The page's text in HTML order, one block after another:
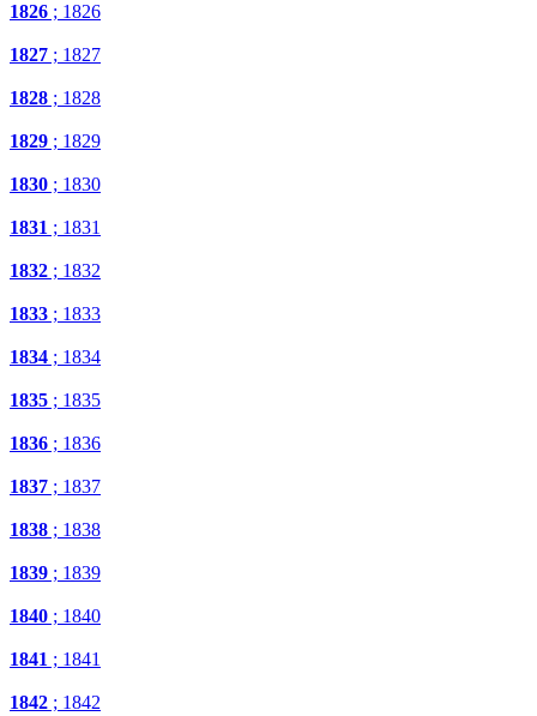
1826 ; 1826
1827 ; 1827
1828 ; 1828
1829 ; 1829
1830 ; 1830
1831 ; 1831
1832 ; 1832
1833 ; 1833
1834 ; 1834
1835 ; 1835
1836 ; 1836
1837 ; 1837
1838 ; 1838
1839 ; 1839
1840 ; 1840
1841 ; 1841
1842 ; 1842